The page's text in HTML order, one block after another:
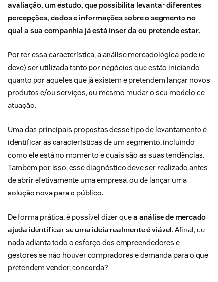
avaliação, um estudo, que possibilita levantar diferentes
percepções, dados e informações sobre o segmento no
qual a sua companhia já está inserida ou pretende estar.
Por ter essa característica, a análise mercadológica pode (e
deve) ser utilizada tanto por negócios que estão iniciando
quanto por aqueles que já existem e pretendem lançar novos
produtos e/ou serviços, ou mesmo mudar o seu modelo de
atuação.
Uma das principais propostas desse tipo de levantamento é
identificar as características de um segmento, incluindo
como ele está no momento e quais são as suas tendências.
Também por isso, esse diagnóstico deve ser realizado antes
de abrir efetivamente uma empresa, ou de lançar uma
solução nova para o público.
De forma prática, é possível dizer quea análise de mercado
ajuda identificar se uma ideia realmente é viável . Afinal, de
nada adianta todo o esforço dos empreendedores e
gestores se não houver compradores e demanda para o que
pretendem vender, concorda?